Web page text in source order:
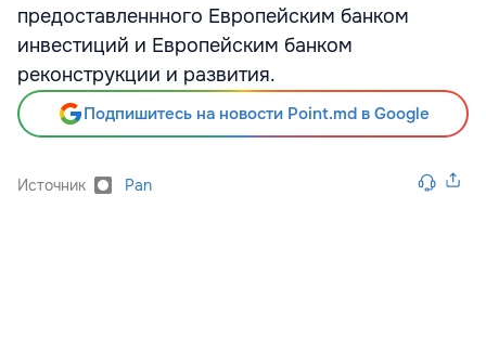
предоставленнного Европейским банком
инвестиций и Европейским банком
реконструкции и развития.
Подпишитесь на новости Point.md в Google
Источник Pan